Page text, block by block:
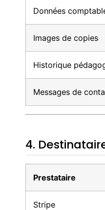
Données
Images de copies
Historique
Messages de
4.
Prestataire
Stripe